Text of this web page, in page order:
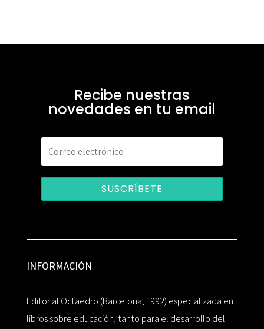
Recibe nuestras
novedades en tu email
SUSCRÍBETE
INFORMACIÓN
Editorial Octaedro (Barcelona, 1992) especializada en
libros sobre educación, tanto para el desarrollo del